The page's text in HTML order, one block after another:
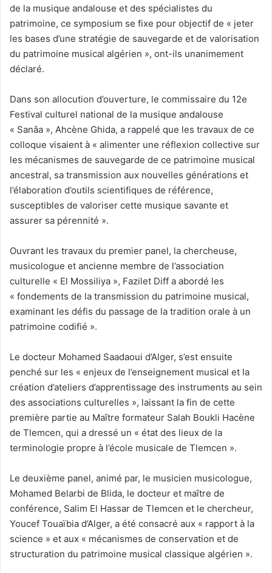
de la musique andalouse et des spécialistes du
patrimoine, ce symposium se fixe pour objectif de « jeter
les bases d’une stratégie de sauvegarde et de valorisation
du patrimoine musical algérien », ont-ils unanimement
déclaré.
Dans son allocution d’ouverture, le commissaire du 12e
Festival culturel national de la musique andalouse
« Sanâa », Ahcène Ghida, a rappelé que les travaux de ce
colloque visaient à « alimenter une réflexion collective sur
les mécanismes de sauvegarde de ce patrimoine musical
ancestral, sa transmission aux nouvelles générations et
l’élaboration d’outils scientifiques de référence,
susceptibles de valoriser cette musique savante et
assurer sa pérennité ».
Ouvrant les travaux du premier panel, la chercheuse,
musicologue et ancienne membre de l’association
culturelle « El Mossiliya », Fazilet Diff a abordé les
« fondements de la transmission du patrimoine musical,
examinant les défis du passage de la tradition orale à un
patrimoine codifié ».
Le docteur Mohamed Saadaoui d’Alger, s’est ensuite
penché sur les « enjeux de l’enseignement musical et la
création d’ateliers d’apprentissage des instruments au sein
des associations culturelles », laissant la fin de cette
première partie au Maître formateur Salah Boukli Hacène
de Tlemcen, qui a dressé un « état des lieux de la
terminologie propre à l’école musicale de Tlemcen ».
Le deuxième panel, animé par, le musicien musicologue,
Mohamed Belarbi de Blida, le docteur et maître de
conférence, Salim El Hassar de Tlemcen et le chercheur,
Youcef Touaïbia d’Alger, a été consacré aux « rapport à la
science » et aux « mécanismes de conservation et de
structuration du patrimoine musical classique algérien ».